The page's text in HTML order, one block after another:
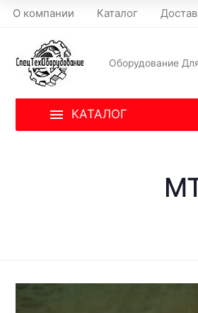
О компании Каталог
Оборудование
КАТАЛОГ